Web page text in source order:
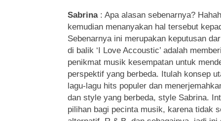
Sabrina: Apa alasan sebenarnya?
kemudian menanyakan hal tersebut
Sebenarnya ini merupakan keputusan
di balik ‘I Love Accoustic’ adalah
penikmat musik kesempatan untuk
perspektif yang berbeda. Itulah konsep
lagu-lagu hits populer dan
dan style yang berbeda, style Sabrina.
pilihan bagi pecinta musik, karena tidak